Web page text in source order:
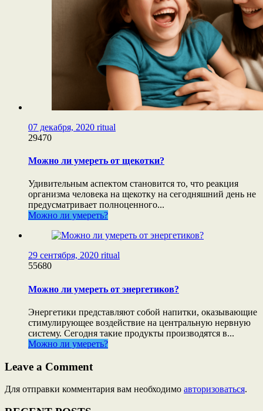
07 декабря, 2020 ritual
29470
Можно ли умереть от щекотки?
Удивительным аспектом становится то, что реакция
организма человека на щекотку на сегодняшний день не
предусматривает полноценного...
Можно ли умереть?
29 сентября, 2020 ritual
55680
Можно ли умереть от энергетиков?
Энергетики представляют собой напитки, оказывающие
стимулирующее воздействие на центральную нервную
систему. Сегодня такие продукты производятся в...
Можно ли умереть?
Leave a Comment
Для отправки комментария вам необходимо авторизоваться.